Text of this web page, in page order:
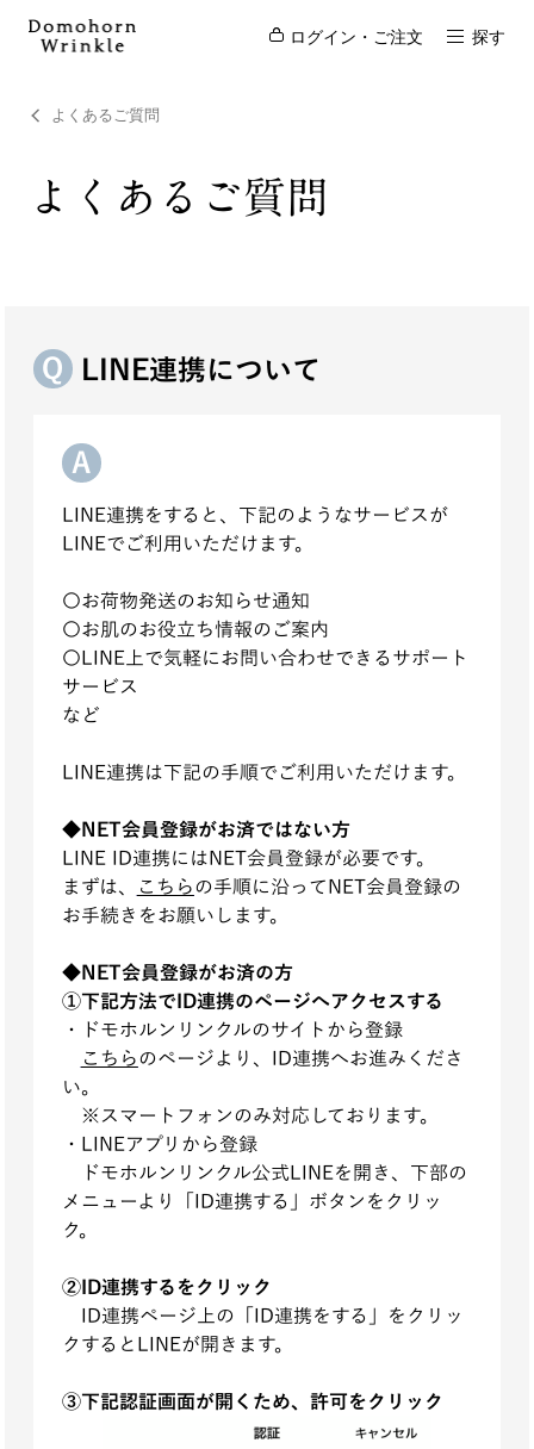
ログイン・ご注文 探す
よくあるご質問
よくあるご質問
LINE連携について
LINE連携をすると、下記のようなサービスが
LINEでご利用いただけます。
〇お荷物発送のお知らせ通知
〇お肌のお役立ち情報のご案内
〇LINE上で気軽にお問い合わせできるサポート
サービス
など
LINE連携は下記の手順でご利用いただけます。
◆NET会員登録がお済ではない方
LINE ID連携にはNET会員登録が必要です。
まずは、
こちらの手順に沿ってNET会員登録の
お手続きをお願いします。
◆NET会員登録がお済の方
①下記方法でID連携のページへアクセスする
・ドモホルンリンクルのサイトから登録
こちらのページより、ID連携へお進みくださ
い。
※スマートフォンのみ対応しております。
・LINEアプリから登録
ドモホルンリンクル公式LINEを開き、下部の
メニューより「ID連携する」ボタンをクリッ
ク。
②ID連携するをクリック
ID連携ページ上の「ID連携をする」をクリッ
クするとLINEが開きます。
③下記認証画面が開くため、許可をクリック